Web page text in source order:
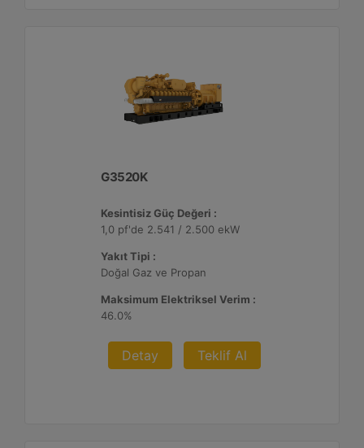
G3520K
Kesintisiz Güç Değeri :
1,0 pf'de 2.541 / 2.500 ekW
Yakıt Tipi :
Doğal Gaz ve Propan
Maksimum Elektriksel Verim :
46.0%
Detay Teklif Al